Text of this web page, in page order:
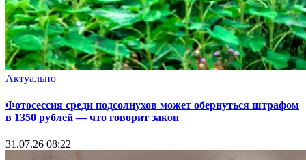
Актуально
Фотосессия среди подсолнухов может обернуться штрафом
в 1350 рублей — что говорит закон
31.07.26 08:22